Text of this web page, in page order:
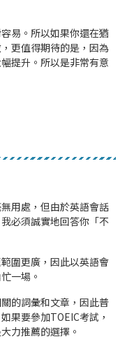
易。所以如果你還在猶
更值得期待的是，因為
提升。所以是非常有意
用處，但由於英語會話
必須誠實地回答你「不
圍更廣，因此以英語會
一場。
的詞彙和文章，因此普
果要參加TOEIC考試，
力推薦的選擇。